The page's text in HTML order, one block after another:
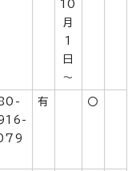
10
月
1
日
～
有 〇